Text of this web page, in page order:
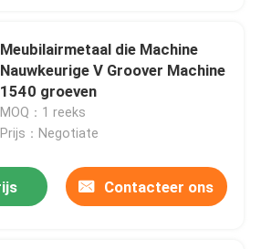
Meubilairmetaal die Machine
Nauwkeurige V Groover Machine
1540 groeven
MOQ：1 reeks
Prijs：Negotiate
Contacteer ons